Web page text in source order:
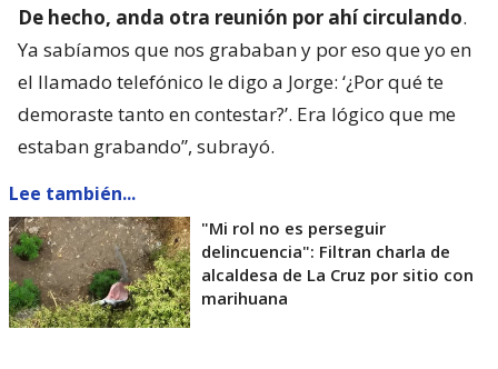
De hecho, anda otra reunión por ahí circulando.
Ya sabíamos que nos grababan y por eso que yo en
el llamado telefónico le digo a Jorge: ‘¿Por qué te
demoraste tanto en contestar?’. Era lógico que me
estaban grabando”, subrayó.
Lee también...
"Mi rol no es perseguir
delincuencia": Filtran charla de
alcaldesa de La Cruz por sitio con
marihuana